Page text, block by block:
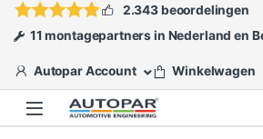
2.343 beoordelingen
11 montagepartners in Nederland en
Autopar Account Winkelwagen